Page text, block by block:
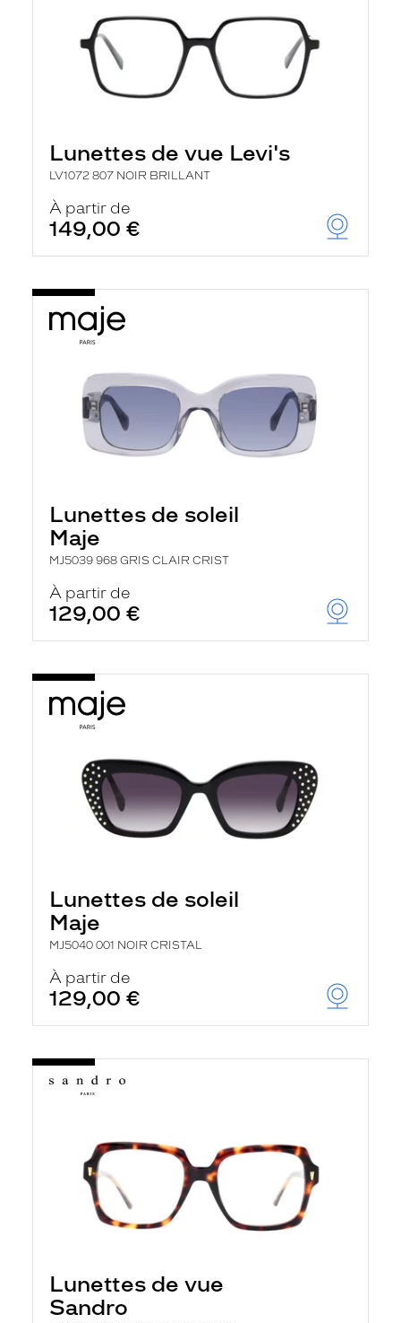
Lunettes de vue Levi's
LV1072 807 NOIR BRILLANT
À partir de
149,00 €
Lunettes de soleil
Maje
MJ5039 968 GRIS CLAIR CRIST
À partir de
129,00 €
Lunettes de soleil
Maje
MJ5040 001 NOIR CRISTAL
À partir de
129,00 €
Lunettes de vue
Sandro